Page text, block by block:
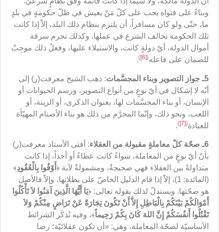
وبناءً على فتواه يجب على كلّ مَنْ يعيش في ظلّ حكومةٍ في بلدٍ
ما، حتّى ولو كان مسافراً، أن يلتزم بنظام ذلك البلد، إلاّ إذا كانت
تلك الحكومة تخالف الشرع في عملها. وكذلك تحرم سرقة
أموال الدولة، أيّ دولةٍ كانت، والاستيلاء عليها، وفعلُ ذلك موجِبٌ
للضمان على فاعله(
[6]
)
.
5ـ جواز التصوير وبناء المجسَّمات
: ذهب الشيخ معرفت(ر) إلى
أنّه لا إشكال في أيّ نوعٍ من أنواع التصوير، ورسم الحيوانات أو
الإنسان، أو بناء المجسَّمات لها، بعنوان الذكرى، أو الزينة، أو
اللعب، ونحو ذلك، وإنّما المحرَّم من ذلك هو بناء الأصنام المهيّأة
للعبادة(
[7]
)
.
6ـ صحّة كلّ معاملةٍ مقبولة من العقلاء
: أفتى الأستاذ معرفت(ر)
بأنّ أيّ نوعٍ من المعاملة، سواءً كانت عطاءً أو أخذاً، إذا كانت
متداولةً بين العقلاء فهي صحيحةٌ، ومشمولةٌ لآية ﴿ أَوْفُوا بِالْعُقُودِ﴾
(المائدة: 1)، إلاّ إذا قام الدليل الخاصّ على بطلانها، وإلاّ فالأصل
هو صحّتها. ويستدلّ لذلك بقوله تعالى: ﴿يَا أَيُّهَا الَّذِينَ آمَنُوا لاَ تَأْكُلُوا
أَمْوَالَكُمْ بَيْنَكُمْ بِالْبَاطِلِ إِلاَّ أَنْ تَكُونَ تِجَارَةً عَنْ تَرَاضٍ مِنْكُمْ وَلاَ
تَقْتُلُوا أَنفُسَكُمْ إِنَّ اللهَ كَانَ بِكُمْ رَحِيماً﴾، وفيه تُذكَر الشرائط
الأساسيّة لصحّة المعاملة، وهي: «أن تكون عقلائيّة؛ رضا